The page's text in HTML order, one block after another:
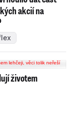
akcií na
životem